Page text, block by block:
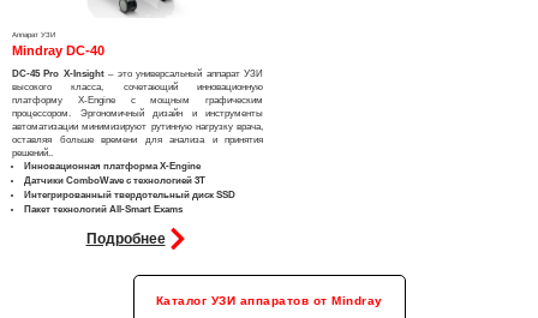
Аппарат УЗИ
Mindray DC-40
DC-45 Pro X-Insight– это универсальный аппарат УЗИ
высокого класса, сочетающий инновационную
платформу X-Engine с мощным графическим
процессором. Эргономичный дизайн и инструменты
автоматизации минимизируют рутинную нагрузку врача,
оставляя больше времени для анализа и принятия
решений..​​
Инновационная платформа X-Engine
Датчики ComboWave с технологией 3Т
Интегрированный твердотельный диск SSD
Пакет технологий All-Smart Exams
Подробнее
Каталог УЗИ аппаратов от Mindray